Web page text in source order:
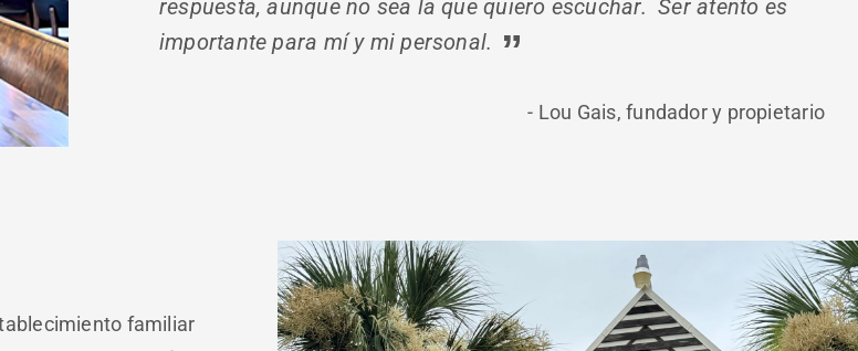
respuesta, aunque no sea la que quiero escuchar. Ser atento es
importante para mí y mi personal.
- Lou Gais, fundador y propietario
familiar